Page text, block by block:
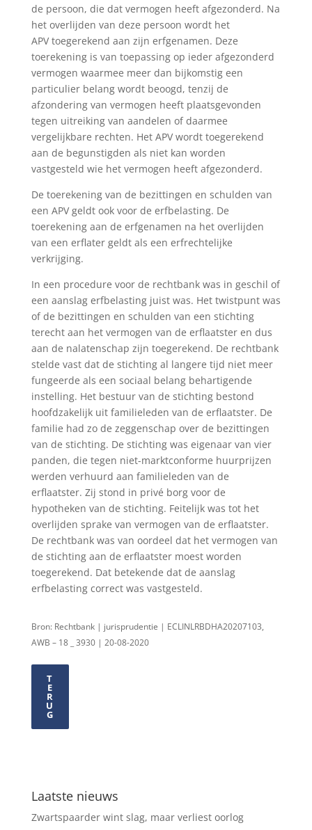
de persoon, die dat vermogen heeft afgezonderd. Na
het overlijden van deze persoon wordt het
APV toegerekend aan zijn erfgenamen. Deze
toerekening is van toepassing op ieder afgezonderd
vermogen waarmee meer dan bijkomstig een
particulier belang wordt beoogd, tenzij de
afzondering van vermogen heeft plaatsgevonden
tegen uitreiking van aandelen of daarmee
vergelijkbare rechten. Het APV wordt toegerekend
aan de begunstigden als niet kan worden
vastgesteld wie het vermogen heeft afgezonderd.
De toerekening van de bezittingen en schulden van
een APV geldt ook voor de erfbelasting. De
toerekening aan de erfgenamen na het overlijden
van een erflater geldt als een erfrechtelijke
verkrijging.
In een procedure voor de rechtbank was in geschil of
een aanslag erfbelasting juist was. Het twistpunt was
of de bezittingen en schulden van een stichting
terecht aan het vermogen van de erflaatster en dus
aan de nalatenschap zijn toegerekend. De rechtbank
stelde vast dat de stichting al langere tijd niet meer
fungeerde als een sociaal belang behartigende
instelling. Het bestuur van de stichting bestond
hoofdzakelijk uit familieleden van de erflaatster. De
familie had zo de zeggenschap over de bezittingen
van de stichting. De stichting was eigenaar van vier
panden, die tegen niet-marktconforme huurprijzen
werden verhuurd aan familieleden van de
erflaatster. Zij stond in privé borg voor de
hypotheken van de stichting. Feitelijk was tot het
overlijden sprake van vermogen van de erflaatster.
De rechtbank was van oordeel dat het vermogen van
de stichting aan de erflaatster moest worden
toegerekend. Dat betekende dat de aanslag
erfbelasting correct was vastgesteld.
Bron: Rechtbank | jurisprudentie | ECLINLRBDHA20207103,
AWB – 18 _ 3930 | 20-08-2020
T
E
R
U
G
Laatste nieuws
Zwartspaarder wint slag, maar verliest oorlog